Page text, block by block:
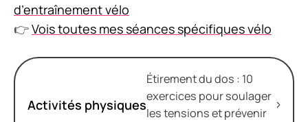
d’entraînement vélo
👉Vois toutes mes séances spécifiques vélo
Activités physiques
Étirement du dos : 10
exercices pour soulager
les tensions et prévenir